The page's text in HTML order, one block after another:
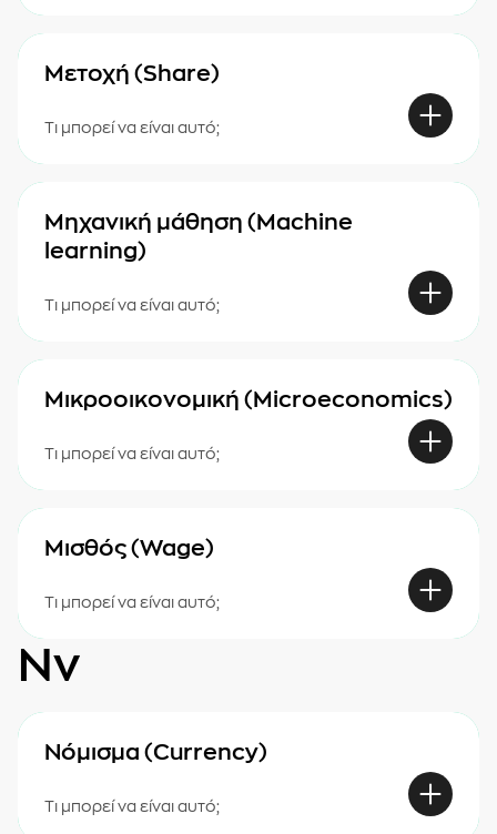
Μετοχή (Share)
Τι μπορεί να είναι αυτό;
Μηχανική μάθηση (Machine
learning)
Τι μπορεί να είναι αυτό;
Μικροοικονομική (Microeconomics)
Τι μπορεί να είναι αυτό;
Μισθός (Wage)
Τι μπορεί να είναι αυτό;
Νν
Νόμισμα (Currency)
Τι μπορεί να είναι αυτό;